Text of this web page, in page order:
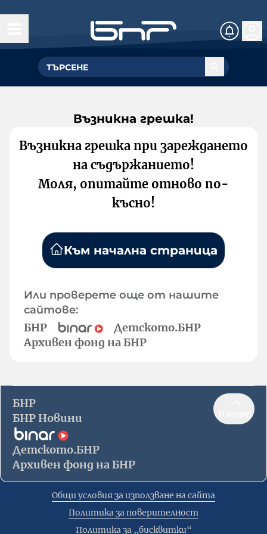
Възникна грешка!
Възникна грешка при зареждането
на съдържанието!
Моля, опитайте отново по-
късно!
Към начална страница
Или проверете още от нашите
сайтове:
БНР
Детското.БНР
Архивен фонд на БНР
БНР
БНР Новини
Детското.БНР
Архивен фонд на БНР
Общи условия за използване на сайта
Политика за поверителност
Политика за „бисквитки“